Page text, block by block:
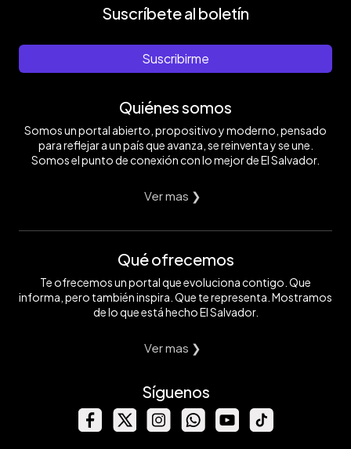
Suscríbete al boletín
Suscribirme
Quiénes somos
Somos un portal abierto, propositivo y moderno, pensado
para reflejar a un país que avanza, se reinventa y se une.
Somos el punto de conexión con lo mejor de El Salvador.
Ver mas ❯
Qué ofrecemos
Te ofrecemos un portal que evoluciona contigo. Que
informa, pero también inspira. Que te representa. Mostramos
de lo que está hecho El Salvador.
Ver mas ❯
Síguenos